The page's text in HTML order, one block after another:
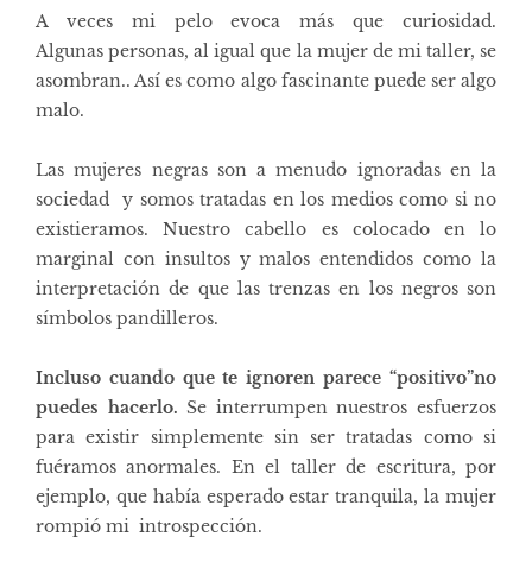
A veces mi pelo evoca más que curiosidad.
Algunas personas, al igual que la mujer de mi taller, se
asombran.. Así es como algo fascinante puede ser algo
malo.
Las mujeres negras son a menudo ignoradas en la
sociedad y somos tratadas en los medios como si no
existieramos. Nuestro cabello es colocado en lo
marginal con insultos y malos entendidos como la
interpretación de que las trenzas en los negros son
símbolos pandilleros.
Incluso cuando que te ignoren parece “positivo”no
puedes hacerlo.Se interrumpen nuestros esfuerzos
para existir simplemente sin ser tratadas como si
fuéramos anormales. En el taller de escritura, por
ejemplo, que había esperado estar tranquila, la mujer
rompió mi introspección.